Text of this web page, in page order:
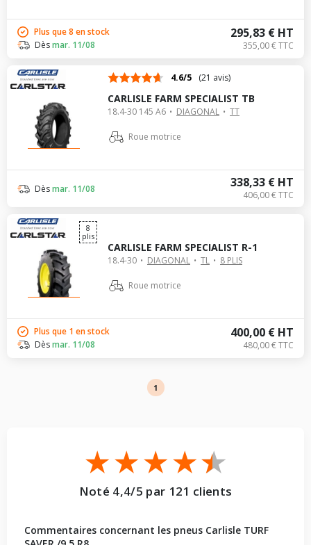
295,83 € HT
355,00 € TTC
Plus que 8 en stock
Dèsmar. 11/08
4.6/5 (21 avis)
CARLISLE FARM SPECIALIST TB
18.4-30 145 A6 DIAGONAL TT
Roue motrice
338,33 € HT
406,00 € TTC
Dèsmar. 11/08
8
plis
CARLISLE FARM SPECIALIST R-1
18.4-30 DIAGONAL TL 8 PLIS
Roue motrice
400,00 € HT
480,00 € TTC
Plus que 1 en stock
Dèsmar. 11/08
1
Noté 4,4/5 par 121 clients
Commentaires concernant les pneus Carlisle TURF